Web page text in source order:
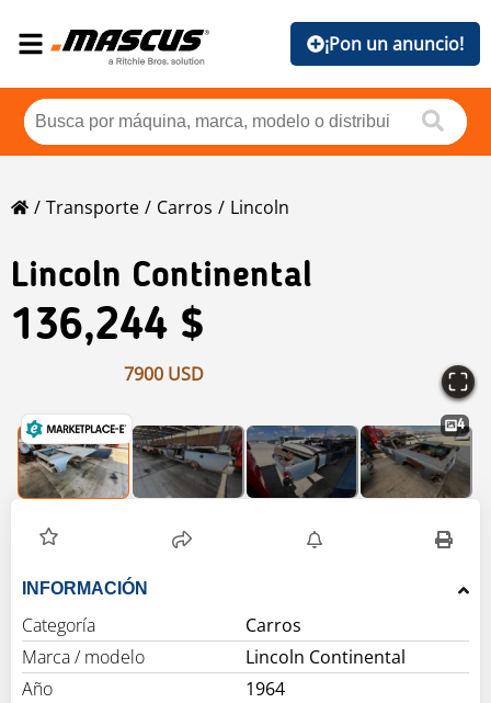
¡Pon un anuncio!
Transporte Carros Lincoln
Lincoln Continental
136,244 $
7900 USD
4
INFORMACIÓN
Categoría
Carros
Marca / modelo
Lincoln Continental
Año
1964